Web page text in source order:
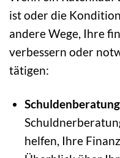
ist oder die
andere Wege, Ihre
verbessern oder
tätigen:
helfen, Ihre